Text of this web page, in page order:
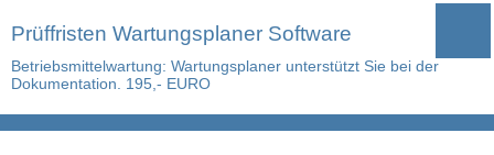
Prüffristen Wartungsplaner Software
Betriebsmittelwartung: Wartungsplaner unterstützt Sie bei der
Dokumentation. 195,- EURO